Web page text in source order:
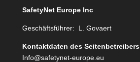
SafetyNet Europe Inc
Geschäftsführer: L. Govaert
Kontaktdaten des Seitenbetreibers
Info@safetynet-europe.eu